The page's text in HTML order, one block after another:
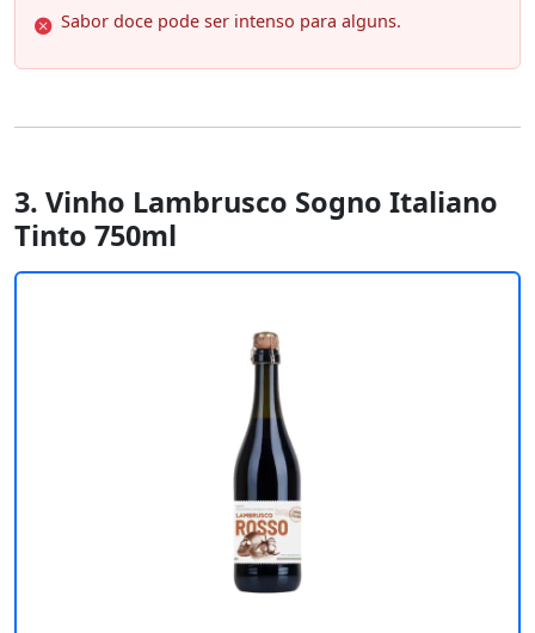
Sabor doce pode ser intenso para alguns.
3. Vinho Lambrusco Sogno Italiano
Tinto 750ml